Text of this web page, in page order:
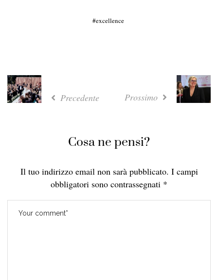
excellence
Precedente Prossimo
Cosa ne pensi?
Il tuo indirizzo email non sarà pubblicato. I campi
obbligatori sono contrassegnati *